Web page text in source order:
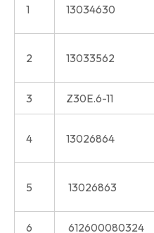
1 13034630
2 13033562
3 Z30E.6-11
4 13026864
5 13026863
6 612600080324